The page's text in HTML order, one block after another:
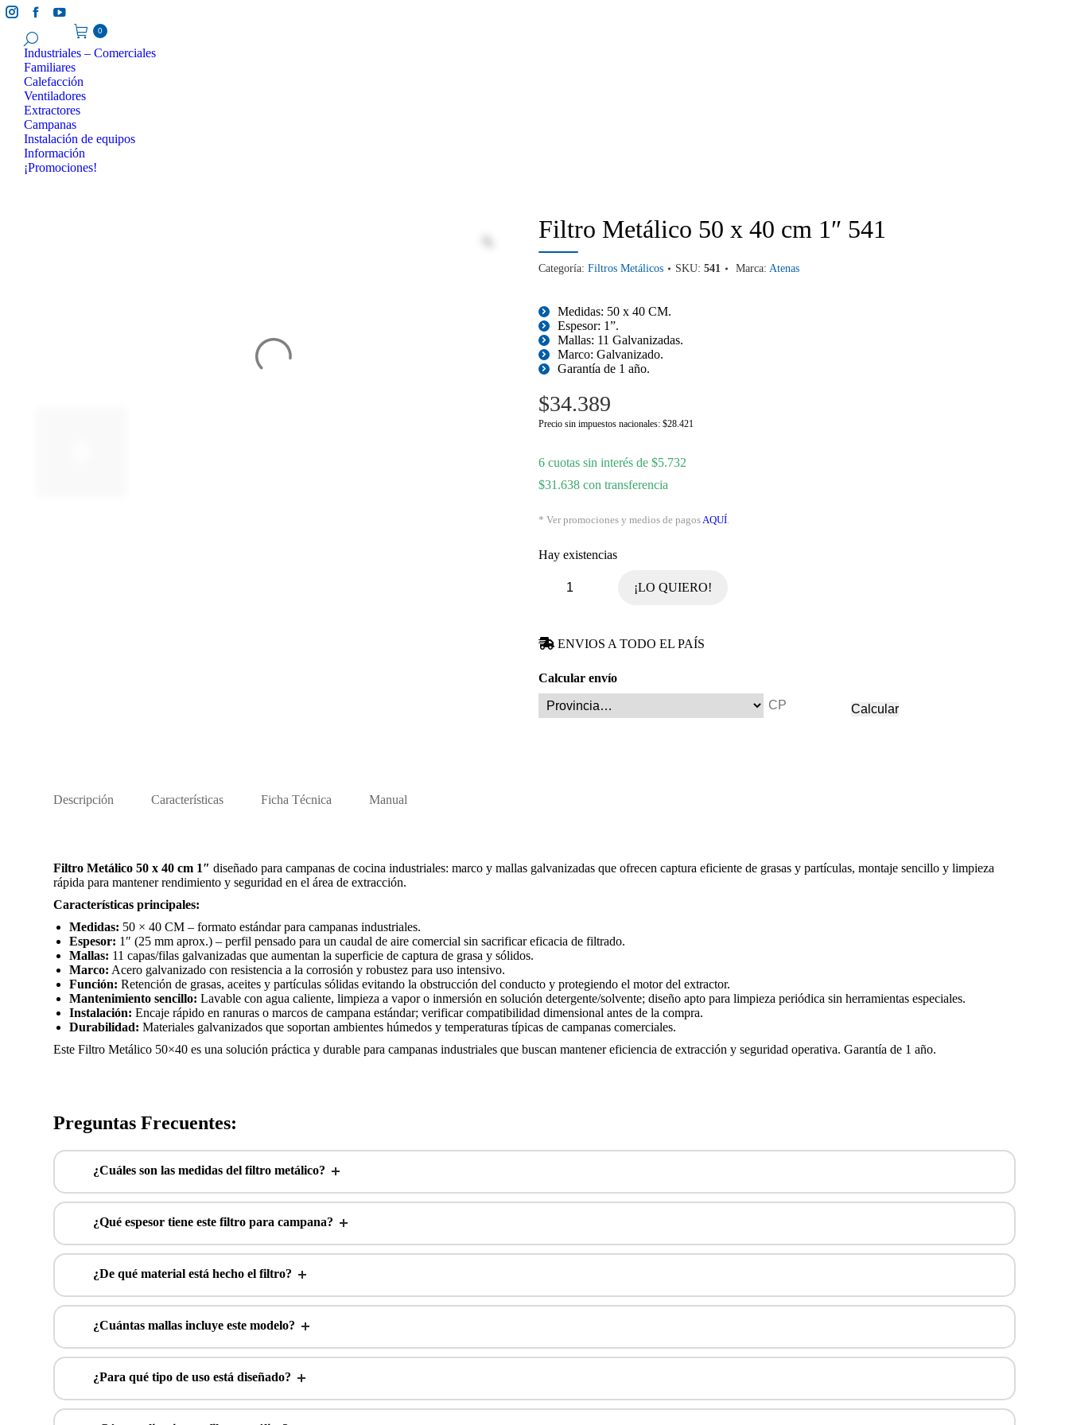
Instagram
page
opens
new
window
Facebook
page
opens
in
new
window
YouTube
page
opens
in
new
window
0
Industriales – Comerciales
Familiares
Calefacción
Ventiladores
Extractores
Campanas
Instalación de equipos
Información
¡Promociones!
Filtro Metálico 50 x 40 cm 1″ 541
Categoría: Filtros Metálicos SKU: 541 Marca: Atenas
Medidas: 50 x 40 CM.
Espesor: 1”.
Mallas: 11 Galvanizadas.
Marco: Galvanizado.
Garantía de 1 año.
$34.389
Precio sin impuestos nacionales: $28.421
6 cuotas sin interés de $5.732
$31.638con transferencia
* Ver promociones y medios de pagos AQUÍ.
Hay existencias
Metálico
cm
541
cantidad
¡LO QUIERO!
ENVIOS A TODO EL PAÍS
Calcular envío
Calcular
Descripción Características Ficha Técnica Manual
Filtro Metálico 50 x 40 cm 1″ diseñado para campanas de cocina industriales: marco y mallas galvanizadas que ofrecen captura eficiente de grasas y partículas, montaje sencillo y limpieza
rápida para mantener rendimiento y seguridad en el área de extracción.
Características principales:
Medidas: 50 × 40 CM – formato estándar para campanas industriales.
Espesor: 1″ (25 mm aprox.) – perfil pensado para un caudal de aire comercial sin sacrificar eficacia de filtrado.
Mallas: 11 capas/filas galvanizadas que aumentan la superficie de captura de grasa y sólidos.
Marco: Acero galvanizado con resistencia a la corrosión y robustez para uso intensivo.
Función: Retención de grasas, aceites y partículas sólidas evitando la obstrucción del conducto y protegiendo el motor del extractor.
Mantenimiento sencillo: Lavable con agua caliente, limpieza a vapor o inmersión en solución detergente/solvente; diseño apto para limpieza periódica sin herramientas especiales.
Instalación: Encaje rápido en ranuras o marcos de campana estándar; verificar compatibilidad dimensional antes de la compra.
Durabilidad: Materiales galvanizados que soportan ambientes húmedos y temperaturas típicas de campanas comerciales.
Este Filtro Metálico 50×40 es una solución práctica y durable para campanas industriales que buscan mantener eficiencia de extracción y seguridad operativa. Garantía de 1 año.
Preguntas Frecuentes:
¿Cuáles son las medidas del filtro metálico?
¿Qué espesor tiene este filtro para campana?
¿De qué material está hecho el filtro?
¿Cuántas mallas incluye este modelo?
¿Para qué tipo de uso está diseñado?